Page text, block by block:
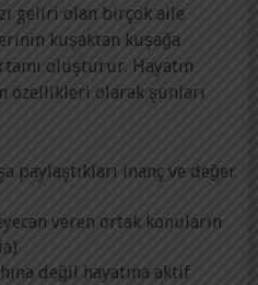
geliri olan birçok aile
kuşaktan kuşağa
oluşturur. Hayatın
özellikleri olarak şunları
paylaştıkları inanç ve değer
veren ortak konuların
değil hayatına aktif